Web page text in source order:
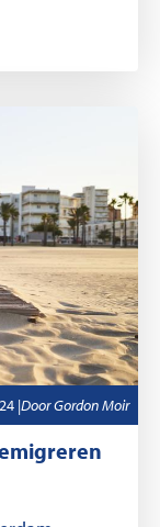
|,Geschreven door
DoorGordon Moir